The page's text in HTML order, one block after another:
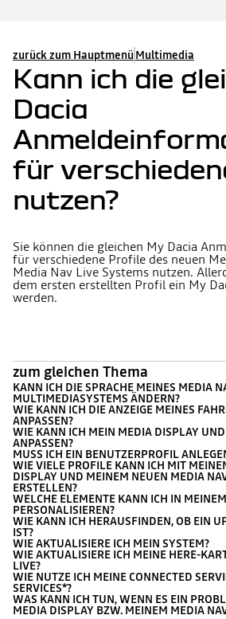
zurück zum Hauptmenü Multimedia
Kann ich die
Dacia
für
nutzen?
Sie können die gleichen My Dacia
für verschiedene Profile des neuen
Media Nav Live Systems nutzen.
dem ersten erstellten Profil ein My
werden.
zum gleichen Thema
KANN ICH DIE SPRACHE MEINES MEDIA
MULTIMEDIASYSTEMS ÄNDERN?
WIE KANN ICH DIE ANZEIGE MEINES
ANPASSEN?
WIE KANN ICH MEIN MEDIA DISPLAY
ANPASSEN?
MUSS ICH EIN BENUTZERPROFIL
WIE VIELE PROFILE KANN ICH MIT
DISPLAY UND MEINEM NEUEN MEDIA
ERSTELLEN?
WELCHE ELEMENTE KANN ICH IN
PERSONALISIEREN?
WIE KANN ICH HERAUSFINDEN, OB EIN
IST?
WIE AKTUALISIERE ICH MEIN SYSTEM?
WIE AKTUALISIERE ICH MEINE HERE-
LIVE?
WIE NUTZE ICH MEINE CONNECTED
SERVICES*?
WAS KANN ICH TUN, WENN ES EIN
MEDIA DISPLAY BZW. MEINEM MEDIA